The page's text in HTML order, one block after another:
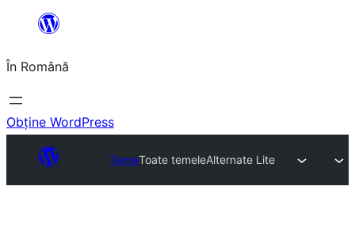
conținut
În Română
Obține WordPress
TemeToate temeleAlternate Lite